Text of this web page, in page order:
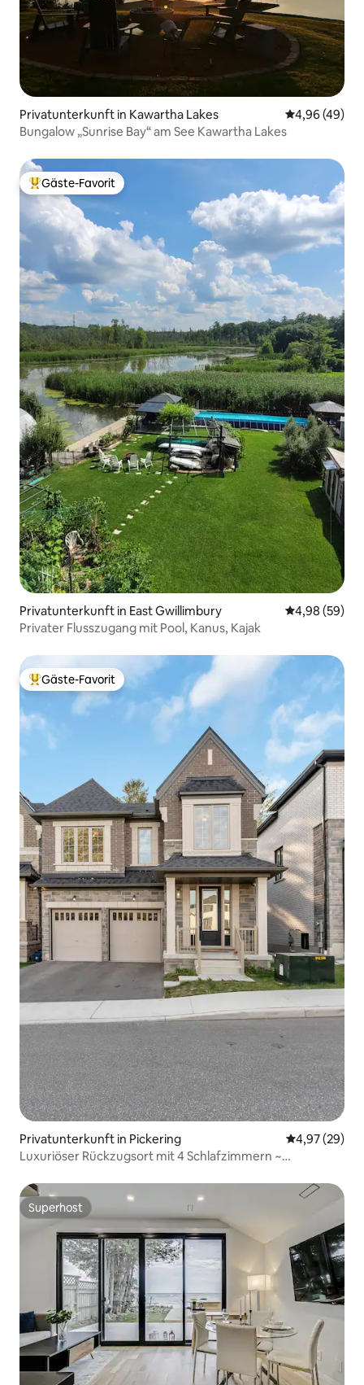
Privatunterkunft in Kawartha Lakes
4,96 (49)
Bungalow „Sunrise Bay“ am See Kawartha Lakes
Beliebter Gäste-Favorit.
Gäste-Favorit
Privatunterkunft in East Gwillimbury
4,98 (59)
Privater Flusszugang mit Pool, Kanus, Kajak
Beliebter Gäste-Favorit.
Gäste-Favorit
Privatunterkunft in Pickering
4,97 (29)
Luxuriöser Rückzugsort mit 4 Schlafzimmern ~
Superhost
Superhost